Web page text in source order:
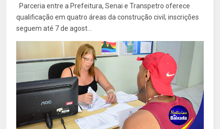
Parceria entre a Prefeitura, Senai e Transpetro oferece
qualificação em quatro áreas da construção civil; inscrições
seguem até 7 de agost...